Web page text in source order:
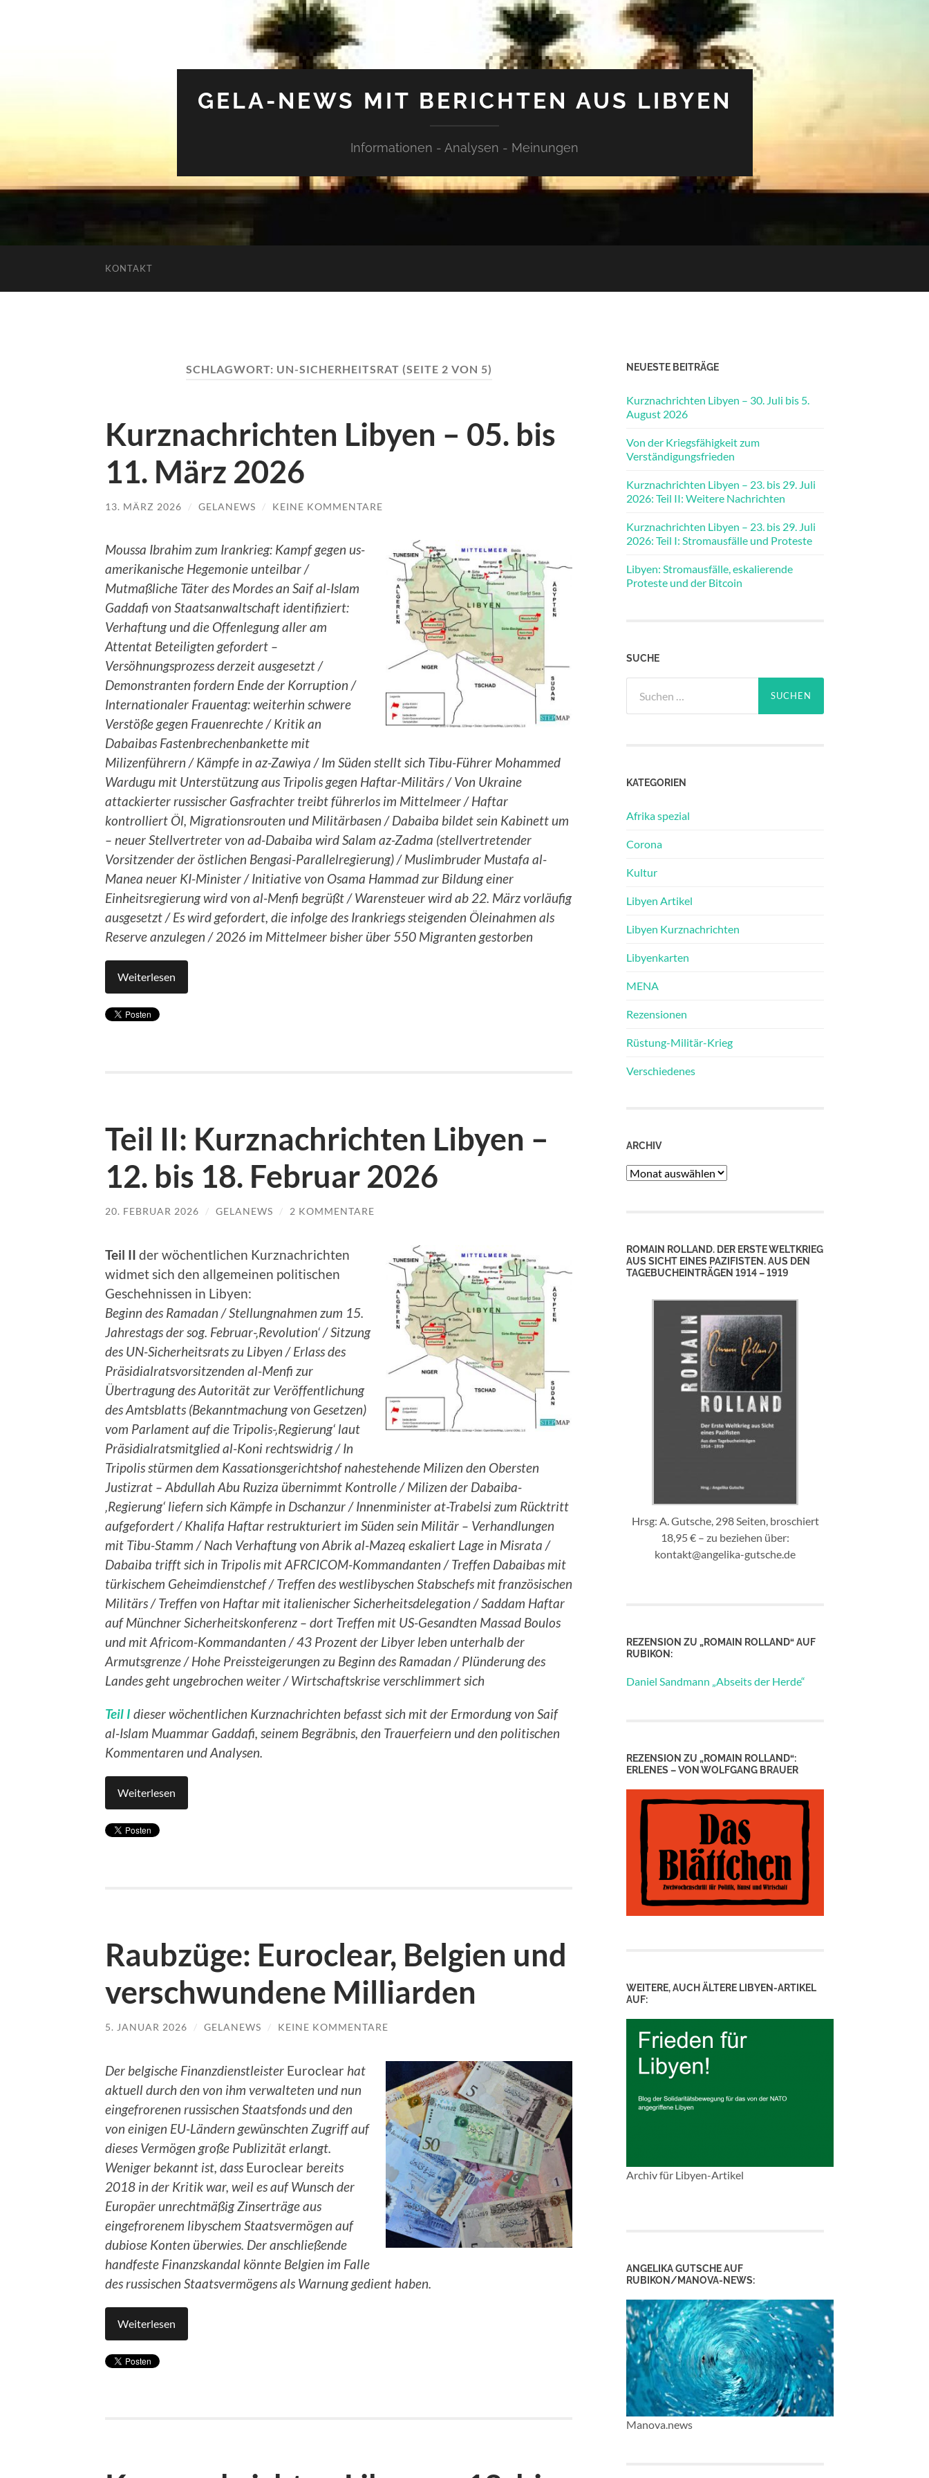
GELA-NEWS MIT BERICHTEN AUS LIBYEN
Informationen - Analysen - Meinungen
KONTAKT
SCHLAGWORT: UN-SICHERHEITSRAT (SEITE 2 VON 5)
Kurznachrichten Libyen – 05. bis
11. März 2026
13. MÄRZ 2026 / GELANEWS / KEINE KOMMENTARE
Moussa Ibrahim zum Irankrieg: Kampf gegen us-
amerikanische Hegemonie unteilbar /
Mutmaßliche Täter des Mordes an Saif al-Islam
Gaddafi von Staatsanwaltschaft identifiziert:
Verhaftung und die Offenlegung aller am
Attentat Beteiligten gefordert –
Versöhnungsprozess derzeit ausgesetzt /
Demonstranten fordern Ende der Korruption /
Internationaler Frauentag: weiterhin schwere
Verstöße gegen Frauenrechte / Kritik an
Dabaibas Fastenbrechenbankette mit
Milizenführern / Kämpfe in az-Zawiya / Im Süden stellt sich Tibu-Führer Mohammed
Wardugu mit Unterstützung aus Tripolis gegen Haftar-Militärs / Von Ukraine
attackierter russischer Gasfrachter treibt führerlos im Mittelmeer / Haftar
kontrolliert Öl, Migrationsrouten und Militärbasen / Dabaiba bildet sein Kabinett um
– neuer Stellvertreter von ad-Dabaiba wird Salam az-Zadma (stellvertretender
Vorsitzender der östlichen Bengasi-Parallelregierung) / Muslimbruder Mustafa al-
Manea neuer KI-Minister / Initiative von Osama Hammad zur Bildung einer
Einheitsregierung wird von al-Menfi begrüßt / Warensteuer wird ab 22. März vorläufig
ausgesetzt / Es wird gefordert, die infolge des Irankriegs steigenden Öleinahmen als
Reserve anzulegen / 2026 im Mittelmeer bisher über 550 Migranten gestorben
Weiterlesen
Teil II: Kurznachrichten Libyen –
12. bis 18. Februar 2026
20. FEBRUAR 2026 / GELANEWS / 2 KOMMENTARE
Teil II der wöchentlichen Kurznachrichten
widmet sich den allgemeinen politischen
Geschehnissen in Libyen:
Beginn des Ramadan / Stellungnahmen zum 15.
Jahrestags der sog. Februar-‚Revolution‘ / Sitzung
des UN-Sicherheitsrats zu Libyen / Erlass des
Präsidialratsvorsitzenden al-Menfi zur
Übertragung des Autorität zur Veröffentlichung
des Amtsblatts (Bekanntmachung von Gesetzen)
vom Parlament auf die Tripolis-‚Regierung‘ laut
Präsidialratsmitglied al-Koni rechtswidrig / In
Tripolis stürmen dem Kassationsgerichtshof nahestehende Milizen den Obersten
Justizrat – Abdullah Abu Ruziza übernimmt Kontrolle / Milizen der Dabaiba-
‚Regierung‘ liefern sich Kämpfe in Dschanzur / Innenminister at-Trabelsi zum Rücktritt
aufgefordert / Khalifa Haftar restrukturiert im Süden sein Militär – Verhandlungen
mit Tibu-Stamm / Nach Verhaftung von Abrik al-Mazeq eskaliert Lage in Misrata /
Dabaiba trifft sich in Tripolis mit AFRCICOM-Kommandanten / Treffen Dabaibas mit
türkischem Geheimdienstchef / Treffen des westlibyschen Stabschefs mit französischen
Militärs / Treffen von Haftar mit italienischer Sicherheitsdelegation / Saddam Haftar
auf Münchner Sicherheitskonferenz – dort Treffen mit US-Gesandten Massad Boulos
und mit Africom-Kommandanten / 43 Prozent der Libyer leben unterhalb der
Armutsgrenze / Hohe Preissteigerungen zu Beginn des Ramadan / Plünderung des
Landes geht ungebrochen weiter / Wirtschaftskrise verschlimmert sich
Teil I dieser wöchentlichen Kurznachrichten befasst sich mit der Ermordung von Saif
al-Islam Muammar Gaddafi, seinem Begräbnis, den Trauerfeiern und den politischen
Kommentaren und Analysen.
Weiterlesen
Raubzüge: Euroclear, Belgien und
verschwundene Milliarden
5. JANUAR 2026 / GELANEWS / KEINE KOMMENTARE
Der belgische Finanzdienstleister Euroclear hat
aktuell durch den von ihm verwalteten und nun
eingefrorenen russischen Staatsfonds und den
von einigen EU-Ländern gewünschten Zugriff auf
dieses Vermögen große Publizität erlangt.
Weniger bekannt ist, dass Euroclear bereits
2018 in der Kritik war, weil es auf Wunsch der
Europäer unrechtmäßig Zinserträge aus
eingefrorenem libyschem Staatsvermögen auf
dubiose Konten überwies. Der anschließende
handfeste Finanzskandal könnte Belgien im Falle
des russischen Staatsvermögens als Warnung gedient haben.
Weiterlesen
NEUESTE BEITRÄGE
Kurznachrichten Libyen – 30. Juli bis 5.
August 2026
Von der Kriegsfähigkeit zum
Verständigungsfrieden
Kurznachrichten Libyen – 23. bis 29. Juli
2026: Teil II: Weitere Nachrichten
Kurznachrichten Libyen – 23. bis 29. Juli
2026: Teil I: Stromausfälle und Proteste
Libyen: Stromausfälle, eskalierende
Proteste und der Bitcoin
SUCHE
nach:
KATEGORIEN
Afrika spezial
Corona
Kultur
Libyen Artikel
Libyen Kurznachrichten
Libyenkarten
MENA
Rezensionen
Rüstung-Militär-Krieg
Verschiedenes
ARCHIV
Archiv
ROMAIN ROLLAND. DER ERSTE WELTKRIEG
AUS SICHT EINES PAZIFISTEN. AUS DEN
TAGEBUCHEINTRÄGEN 1914 – 1919
Hrsg: A. Gutsche, 298 Seiten, broschiert
18,95 € – zu beziehen über:
kontakt@angelika-gutsche.de
REZENSION ZU „ROMAIN ROLLAND“ AUF
RUBIKON:
Daniel Sandmann „Abseits der Herde“
REZENSION ZU „ROMAIN ROLLAND“:
ERLENES – VON WOLFGANG BRAUER
WEITERE, AUCH ÄLTERE LIBYEN-ARTIKEL
AUF:
Archiv für Libyen-Artikel
ANGELIKA GUTSCHE AUF
RUBIKON/MANOVA-NEWS:
Manova.news